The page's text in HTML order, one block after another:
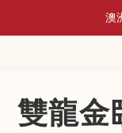
📢 8/澳
香
雙龍金